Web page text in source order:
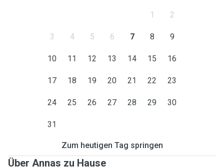
1 2
3 4 5 6 7 8 9
10 11 12 13 14 15 16
17 18 19 20 21 22 23
24 25 26 27 28 29 30
31
Zum heutigen Tag springen
Über Annas zu Hause